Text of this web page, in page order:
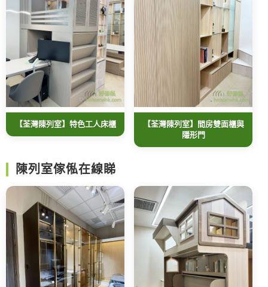
【荃灣陳列室】特色工人床櫃
【荃灣陳列室】間房雙面櫃與
隱形門
陳列室傢俬在線睇